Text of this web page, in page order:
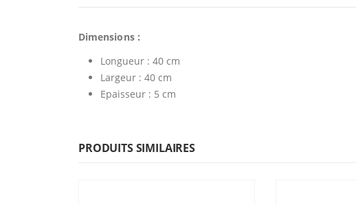
Dimensions :
Longueur : 40 cm
Largeur : 40 cm
Epaisseur : 5 cm
PRODUITS SIMILAIRES